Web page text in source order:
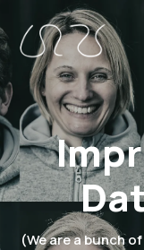
(We are a bunch